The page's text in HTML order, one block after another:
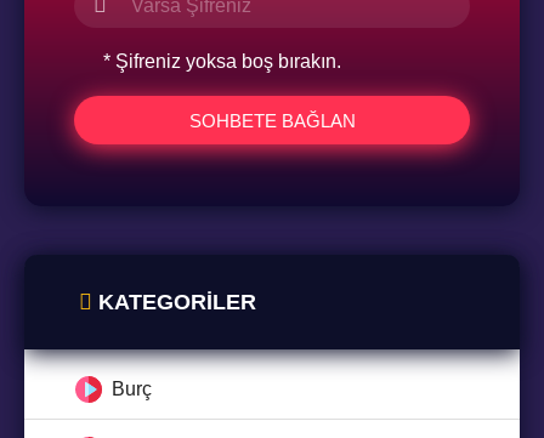
* Şifreniz yoksa boş bırakın.
SOHBETE BAĞLAN
KATEGORILER
Burç